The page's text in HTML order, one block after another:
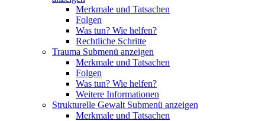
Merkmale und Tatsachen
Folgen
Was tun? Wie helfen?
Rechtliche Schritte
Trauma Submenü anzeigen
Merkmale und Tatsachen
Folgen
Was tun? Wie helfen?
Weitere Informationen
Strukturelle Gewalt Submenü anzeigen
Merkmale und Tatsachen